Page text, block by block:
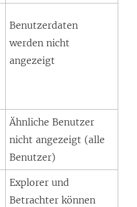
Benutzerdaten
werden nicht
angezeigt
Ähnliche Benutzer
nicht angezeigt (alle
Benutzer)
Explorer und
Betrachter können